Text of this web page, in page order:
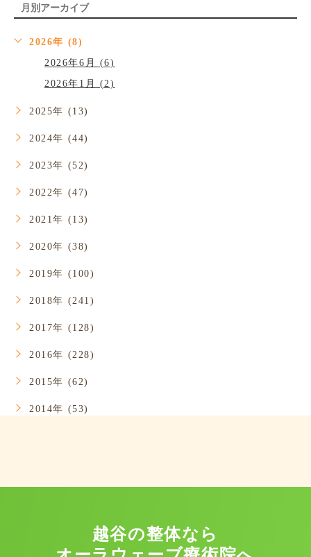
月別アーカイブ
2026年 (8)
2026年6月 (6)
2026年1月 (2)
2025年 (13)
2024年 (44)
2023年 (52)
2022年 (47)
2021年 (13)
2020年 (38)
2019年 (100)
2018年 (241)
2017年 (128)
2016年 (228)
2015年 (62)
2014年 (53)
越谷の整体なら